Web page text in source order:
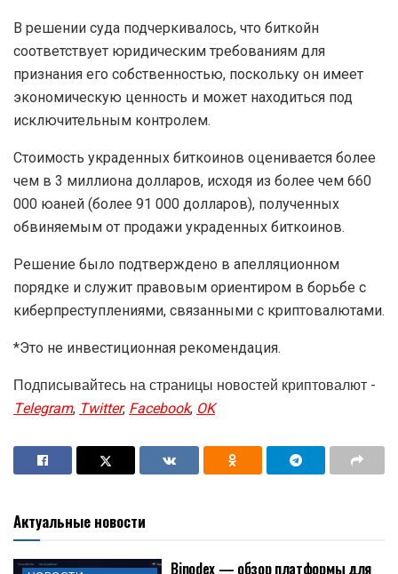
В решении суда подчеркивалось, что биткойн
соответствует юридическим требованиям для
признания его собственностью, поскольку он имеет
экономическую ценность и может находиться под
исключительным контролем.
Стоимость украденных биткоинов оценивается более
чем в 3 миллиона долларов, исходя из более чем 660
000 юаней (более 91 000 долларов), полученных
обвиняемым от продажи украденных биткоинов.
Решение было подтверждено в апелляционном
порядке и служит правовым ориентиром в борьбе с
киберпреступлениями, связанными с криптовалютами.
*Это не инвестиционная рекомендация.
Подписывайтесь на страницы новостей криптовалют -
Telegram, Twitter, Facebook, OK
Актуальные новости
Binodex — обзор платформы для